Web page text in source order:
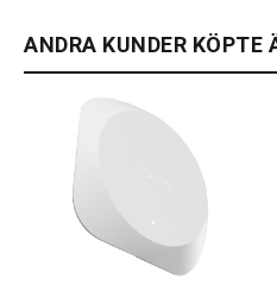
ANDRA KUNDER KÖPTE